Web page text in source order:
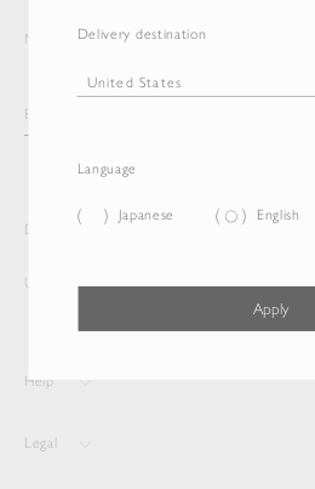
Delivery destination
Language
Japanese English
Apply
Newsletter
Delivery destination and Language
United States English
Help
Legal